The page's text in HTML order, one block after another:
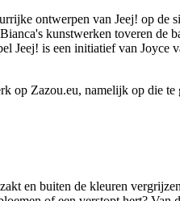
ontwerpen van Jeej! op de
kunstwerken toveren
Jeej! is een initiatief van
op Zazou.eu, namelijk op die
en buiten de kleuren